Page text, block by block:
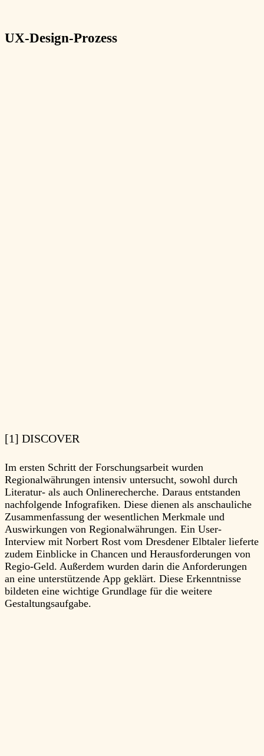
UX-Design-Prozess
[1] DISCOVER
Im ersten Schritt der Forschungsarbeit wurden
Regionalwährungen intensiv untersucht, sowohl durch
Literatur- als auch Onlinerecherche. Daraus entstanden
nachfolgende Infografiken. Diese dienen als anschauliche
Zusammenfassung der wesentlichen Merkmale und
Auswirkungen von Regionalwährungen. Ein User-
Interview mit Norbert Rost vom Dresdener Elbtaler lieferte
zudem Einblicke in Chancen und Herausforderungen von
Regio-Geld. Außerdem wurden darin die Anforderungen
an eine unterstützende App geklärt. Diese Erkenntnisse
bildeten eine wichtige Grundlage für die weitere
Gestaltungsaufgabe.